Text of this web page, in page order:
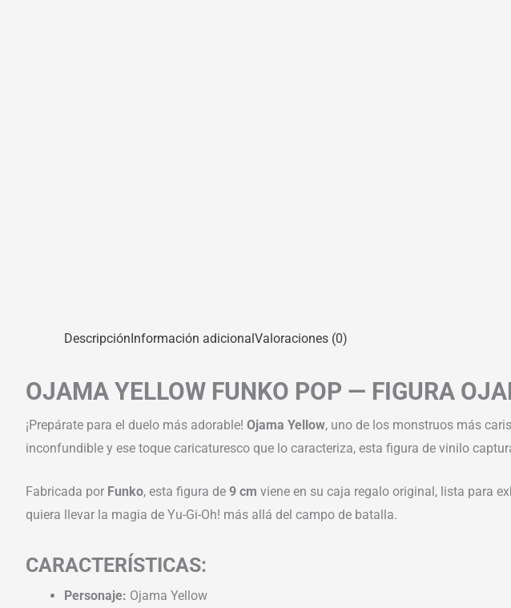
DescripciónInformación adicionalValoraciones (0)
OJAMA YELLOW FUNKO POP — FIGURA
¡Prepárate para el duelo más adorable! Ojama Yellow, uno de los monstruos más
inconfundible y ese toque caricaturesco que lo caracteriza, esta figura de vinilo
Fabricada por Funko, esta figura de 9 cm viene en su caja regalo original, lista para
quiera llevar la magia de Yu-Gi-Oh! más allá del campo de batalla.
CARACTERÍSTICAS:
Personaje: Ojama Yellow